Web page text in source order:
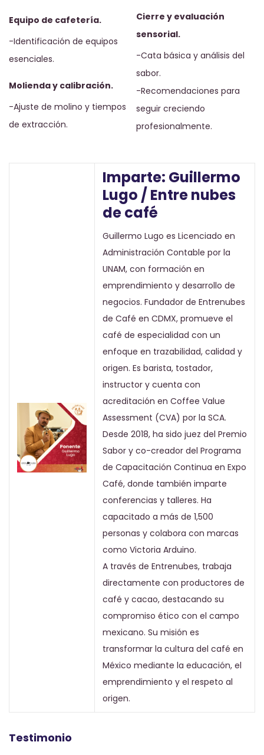
Equipo de cafetería.
-Identificación de equipos
esenciales.
Molienda y calibración.
-Ajuste de molino y tiempos
de extracción.
Cierre y evaluación
sensorial.
-Cata básica y análisis del
sabor.
-Recomendaciones para
seguir creciendo
profesionalmente.
Imparte: Guillermo
Lugo / Entre nubes
de café
Guillermo Lugo es Licenciado en
Administración Contable por la
UNAM, con formación en
emprendimiento y desarrollo de
negocios. Fundador de Entrenubes
de Café en CDMX, promueve el
café de especialidad con un
enfoque en trazabilidad, calidad y
origen. Es barista, tostador,
instructor y cuenta con
acreditación en Coffee Value
Assessment (CVA) por la SCA.
Desde 2018, ha sido juez del Premio
Sabor y co-creador del Programa
de Capacitación Continua en Expo
Café, donde también imparte
conferencias y talleres. Ha
capacitado a más de 1,500
personas y colabora con marcas
como Victoria Arduino.
A través de Entrenubes, trabaja
directamente con productores de
café y cacao, destacando su
compromiso ético con el campo
mexicano. Su misión es
transformar la cultura del café en
México mediante la educación, el
emprendimiento y el respeto al
origen.
Testimonio